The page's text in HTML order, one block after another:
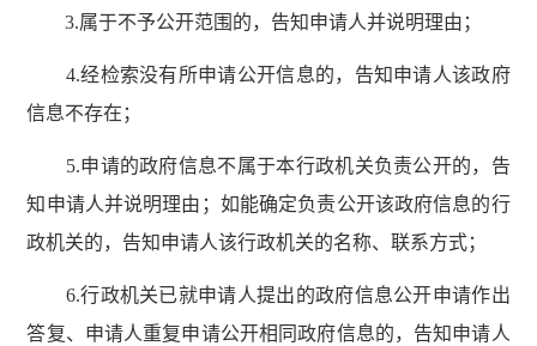
3.属于不予公开范围的，告知申请人并说明理由；
4.经检索没有所申请公开信息的，告知申请人该政府
信息不存在；
5.申请的政府信息不属于本行政机关负责公开的，告
知申请人并说明理由；如能确定负责公开该政府信息的行
政机关的，告知申请人该行政机关的名称、联系方式；
6.行政机关已就申请人提出的政府信息公开申请作出
答复、申请人重复申请公开相同政府信息的，告知申请人